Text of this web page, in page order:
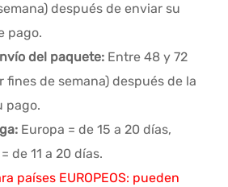
después de enviar su
pago.
del paquete: Entre 48 y 72
fines de semana) después de la
pago.
Europa = de 15 a 20 días,
de 11 a 20 días.
países EUROPEOS: pueden